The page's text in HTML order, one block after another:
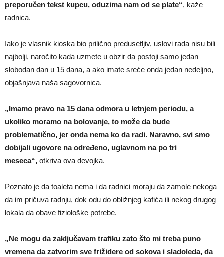
preporučen tekst kupcu, oduzima nam od se plate“, kaže
radnica.
Iako je vlasnik kioska bio prilično predusetljiv, uslovi rada nisu bili
najbolji, naročito kada uzmete u obzir da postoji samo jedan
slobodan dan u 15 dana, a ako imate sreće onda jedan nedeljno,
objašnjava naša sagovornica.
„Imamo pravo na 15 dana odmora u letnjem periodu, a
ukoliko moramo na bolovanje, to može da bude
problematično, jer onda nema ko da radi. Naravno, svi smo
dobijali ugovore na određeno, uglavnom na po tri
meseca“, otkriva ova devojka.
Poznato je da toaleta nema i da radnici moraju da zamole nekoga
da im pričuva radnju, dok odu do obližnjeg kafića ili nekog drugog
lokala da obave fiziološke potrebe.
„Ne mogu da zaključavam trafiku zato što mi treba puno
vremena da zatvorim sve frižidere od sokova i sladoleda, da